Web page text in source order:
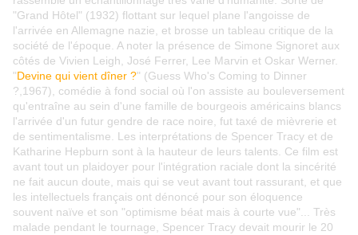
"Grand Hôtel" (1932) flottant sur lequel plane l'angoisse de
l'arrivée en Allemagne nazie, et brosse un tableau critique de la
société de l'époque. A noter la présence de Simone Signoret aux
côtés de Vivien Leigh, José Ferrer, Lee Marvin et Oskar Werner.
"Devine qui vient dîner ?" (Guess Who's Coming to Dinner
?,1967), comédie à fond social où l'on assiste au bouleversement
qu'entraîne au sein d'une famille de bourgeois américains blancs
l'arrivée d'un futur gendre de race noire, fut taxé de mièvrerie et
de sentimentalisme. Les interprétations de Spencer Tracy et de
Katharine Hepburn sont à la hauteur de leurs talents. Ce film est
avant tout un plaidoyer pour l'intégration raciale dont la sincérité
ne fait aucun doute, mais qui se veut avant tout rassurant, et que
les intellectuels français ont dénoncé pour son éloquence
souvent naïve et son "optimisme béat mais à courte vue"... Très
malade pendant le tournage, Spencer Tracy devait mourir le 20